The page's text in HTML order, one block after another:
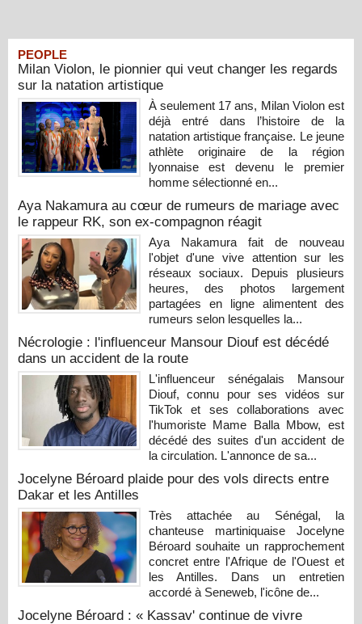
PEOPLE
Milan Violon, le pionnier qui veut changer les regards
sur la natation artistique
À seulement 17 ans, Milan Violon est
déjà entré dans l’histoire de la
natation artistique française. Le jeune
athlète originaire de la région
lyonnaise est devenu le premier
homme sélectionné en...
Aya Nakamura au cœur de rumeurs de mariage avec
le rappeur RK, son ex-compagnon réagit
Aya Nakamura fait de nouveau
l'objet d'une vive attention sur les
réseaux sociaux. Depuis plusieurs
heures, des photos largement
partagées en ligne alimentent des
rumeurs selon lesquelles la...
Nécrologie : l'influenceur Mansour Diouf est décédé
dans un accident de la route
L'influenceur sénégalais Mansour
Diouf, connu pour ses vidéos sur
TikTok et ses collaborations avec
l'humoriste Mame Balla Mbow, est
décédé des suites d'un accident de
la circulation. L'annonce de sa...
Jocelyne Béroard plaide pour des vols directs entre
Dakar et les Antilles
Très attachée au Sénégal, la
chanteuse martiniquaise Jocelyne
Béroard souhaite un rapprochement
concret entre l'Afrique de l'Ouest et
les Antilles. Dans un entretien
accordé à Seneweb, l'icône de...
Jocelyne Béroard : « Kassav' continue de vivre